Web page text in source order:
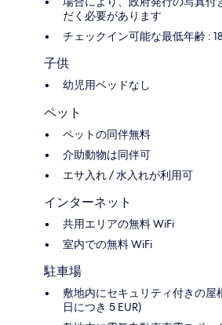
だく必要があります
チェックイン可能な最低年齢 :
子供
幼児用ベッドなし
ペット
ペットの同伴無料
介助動物は同伴可
エサ入れ / 水入れが利用可
インターネット
共用エリアの無料 WiFi
室内での無料 WiFi
駐車場
敷地内にセキュリティ付きの屋
日につき 5 EUR)